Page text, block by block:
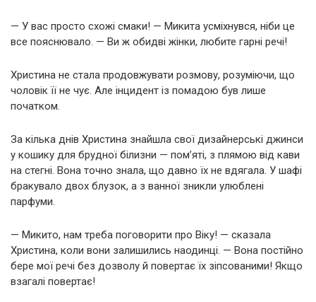
— У вас просто схожі смаки! — Микита усміхнувся, ніби це
все пояснювало. — Ви ж обидві жінки, любите гарні речі!
Христина не стала продовжувати розмову, розуміючи, що
чоловік її не чує. Але інцидент із помадою був лише
початком.
За кілька днів Христина знайшла свої дизайнерські джинси
у кошику для брудної білизни — пом’яті, з плямою від кави
на стегні. Вона точно знала, що давно їх не вдягала. У шафі
бракувало двох блузок, а з ванної зникли улюблені
парфуми.
— Микито, нам треба поговорити про Віку! — сказала
Христина, коли вони залишились наодинці. — Вона постійно
бере мої речі без дозволу й повертає їх зіпсованими! Якщо
взагалі повертає!